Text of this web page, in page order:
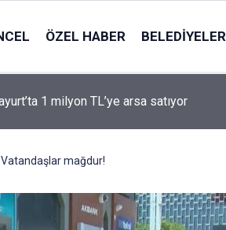
ÖZEL HABER BELEDIYELER
1 milyon TL’ye arsa satıyor
mağdur!